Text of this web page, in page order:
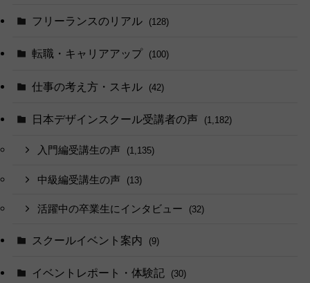
フリーランスのリアル (128)
転職・キャリアアップ (100)
仕事の考え方・スキル (42)
日本デザインスクール受講者の声 (1,182)
入門編受講生の声 (1,135)
中級編受講生の声 (13)
活躍中の卒業生にインタビュー (32)
スクールイベント案内 (9)
イベントレポート・体験記 (30)